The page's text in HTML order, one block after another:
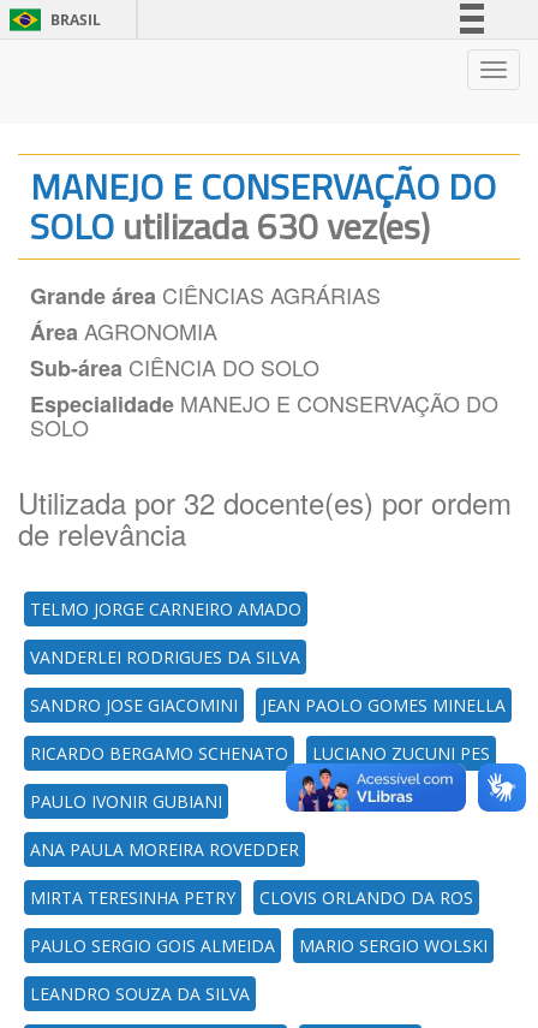
BRASIL
Acesso à informação
Legislação
Canais
MANEJO E CONSERVAÇÃO DO
SOLOutilizada 630 vez(es)
Grande área CIÊNCIAS AGRÁRIAS
Área AGRONOMIA
Sub-área CIÊNCIA DO SOLO
Especialidade MANEJO E CONSERVAÇÃO DO
SOLO
Utilizada por 32 docente(es) por ordem
de relevância
TELMO JORGE CARNEIRO AMADO
VANDERLEI RODRIGUES DA SILVA
SANDRO JOSE GIACOMINI JEAN PAOLO GOMES MINELLA
RICARDO BERGAMO SCHENATO LUCIANO ZUCUNI PES
PAULO IVONIR GUBIANI
ANA PAULA MOREIRA ROVEDDER
MIRTA TERESINHA PETRY CLOVIS ORLANDO DA ROS
PAULO SERGIO GOIS ALMEIDA MARIO SERGIO WOLSKI
LEANDRO SOUZA DA SILVA